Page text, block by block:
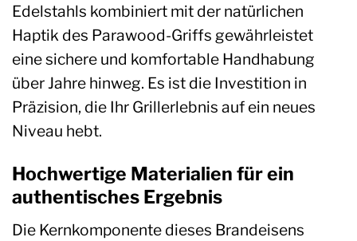
Edelstahls kombiniert mit der natürlichen
Haptik des Parawood-Griffs gewährleistet
eine sichere und komfortable Handhabung
über Jahre hinweg. Es ist die Investition in
Präzision, die Ihr Grillerlebnis auf ein neues
Niveau hebt.
Hochwertige Materialien für ein
authentisches Ergebnis
Die Kernkomponente dieses Brandeisens